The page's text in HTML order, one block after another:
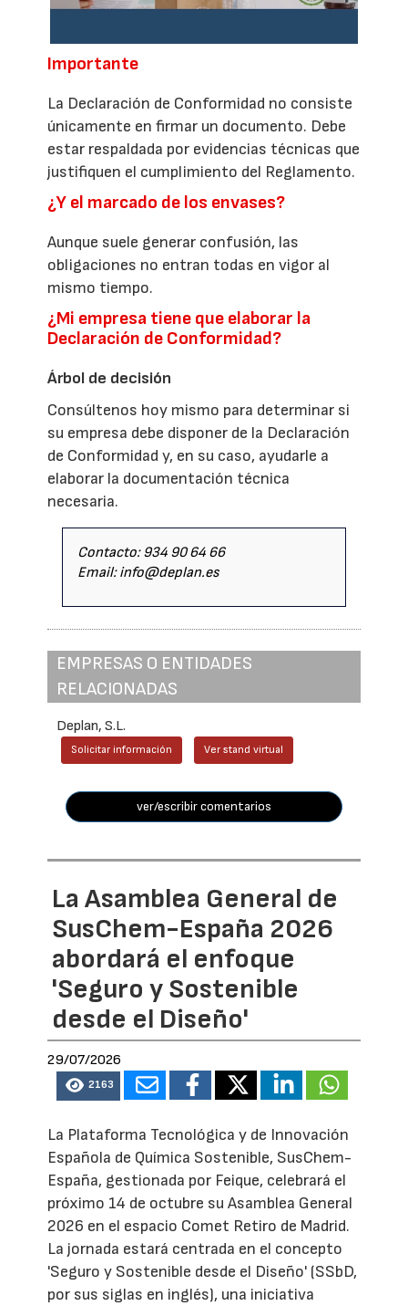
Importante
La Declaración de Conformidad no consiste
únicamente en firmar un documento. Debe
estar respaldada por evidencias técnicas que
justifiquen el cumplimiento del Reglamento.
¿Y el marcado de los envases?
Aunque suele generar confusión, las
obligaciones no entran todas en vigor al
mismo tiempo.
¿Mi empresa tiene que elaborar la
Declaración de Conformidad?
Árbol de decisión
Consúltenos hoy mismo para determinar si
su empresa debe disponer de la Declaración
de Conformidad y, en su caso, ayudarle a
elaborar la documentación técnica
necesaria.
Contacto: 934 90 64 66
Email: info@deplan.es
EMPRESAS O ENTIDADES
RELACIONADAS
Deplan, S.L.
Solicitar información Ver stand virtual
ver/escribir comentarios
La Asamblea General de
SusChem-España 2026
abordará el enfoque
'Seguro y Sostenible
desde el Diseño'
29/07/2026
2163
La Plataforma Tecnológica y de Innovación
Española de Química Sostenible, SusChem-
España, gestionada por Feique, celebrará el
próximo 14 de octubre su Asamblea General
2026 en el espacio Comet Retiro de Madrid.
La jornada estará centrada en el concepto
'Seguro y Sostenible desde el Diseño' (SSbD,
por sus siglas en inglés), una iniciativa